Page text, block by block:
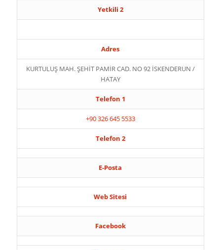
Yetkili 2
Adres
KURTULUŞ MAH. ŞEHİT PAMİR CAD. NO 92 İSKENDERUN /
HATAY
Telefon 1
+90 326 645 5533
Telefon 2
E-Posta
Web Sitesi
Facebook